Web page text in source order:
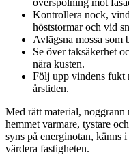
Kontrollera nock,
höststormar och vid
Avlägsna mossa
Se över taksäkerhet
nära kusten.
Följ upp vindens fukt
årstiden.
Med rätt material,
hemmet varmare, tystare
syns på energinotan, känns
värdera fastigheten.